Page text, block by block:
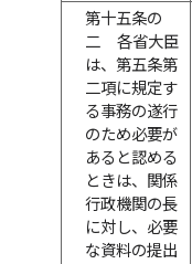
第十五条の
二
各省大臣
は、第五条第
二項に規定す
る事務の遂行
のため必要が
あると認める
ときは、関係
行政機関の長
に対し、必要
な資料の提出